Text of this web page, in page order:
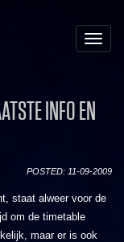
Toggle
INFO EN
POSTED: 11-09-2009
staat alweer voor de
om de timetable
maar er is ook